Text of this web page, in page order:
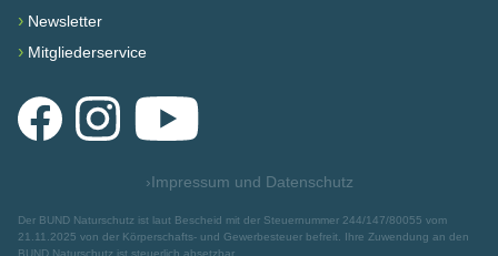
› Newsletter
› Mitgliederservice
FacebookInstagramYouTube
›Impressum und Datenschutz
Der BUND Naturschutz ist laut Bescheid mit der Steuernummer 244/147/80055 vom
21.11.2025 von der Körperschafts- und Gewerbesteuer befreit. Ihre Zuwendung an den
BUND Naturschutz ist steuerlich absetzbar.